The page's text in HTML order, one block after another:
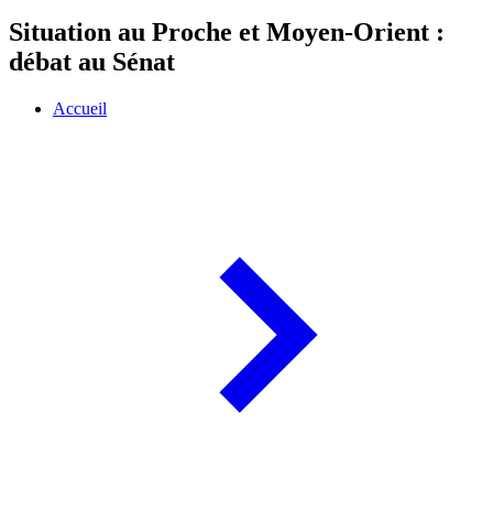
Situation au Proche et Moyen-Orient :
débat au Sénat
Accueil